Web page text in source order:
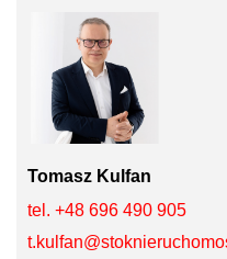
Tomasz Kulfan
tel. +48 696 490 905